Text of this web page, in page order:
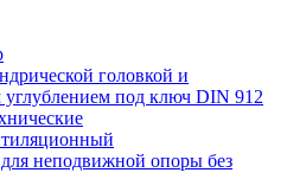
головкой и
под ключ DIN 912
неподвижной опоры без